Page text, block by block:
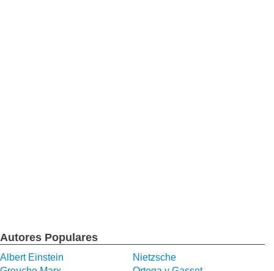
Autores Populares
Albert Einstein
Nietzsche